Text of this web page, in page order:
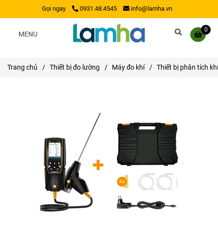
Gọi ngay 0931.48.4545 info@lamha.vn
0
MENU
Trang chủ / Thiết bị đo lường / Máy đo khí / Thiết bị phân tích